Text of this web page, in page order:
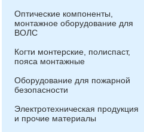
Оптические компоненты,
монтажное оборудование для
ВОЛС
Когти монтерские, полиспаст,
пояса монтажные
Оборудование для пожарной
безопасности
Электротехническая продукция
и прочие материалы